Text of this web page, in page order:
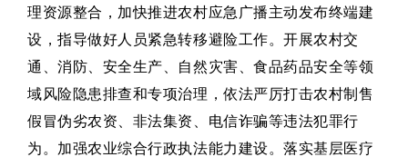
理资源整合，加快推进农村应急广播主动发布终端建
设，指导做好人员紧急转移避险工作。开展农村交
通、消防、安全生产、自然灾害、食品药品安全等领
域风险隐患排查和专项治理，依法严厉打击农村制售
假冒伪劣农资、非法集资、电信诈骗等违法犯罪行
为。加强农业综合行政执法能力建设。落实基层医疗